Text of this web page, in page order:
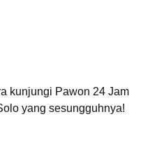
kunjungi Pawon 24 Jam
yang sesungguhnya!